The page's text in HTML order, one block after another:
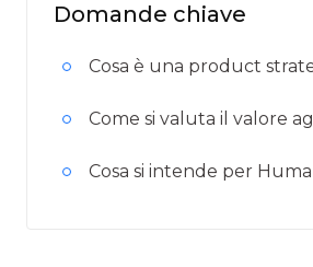
Domande chiave
Cosa è una product
Come si valuta il valore
Cosa si intende per